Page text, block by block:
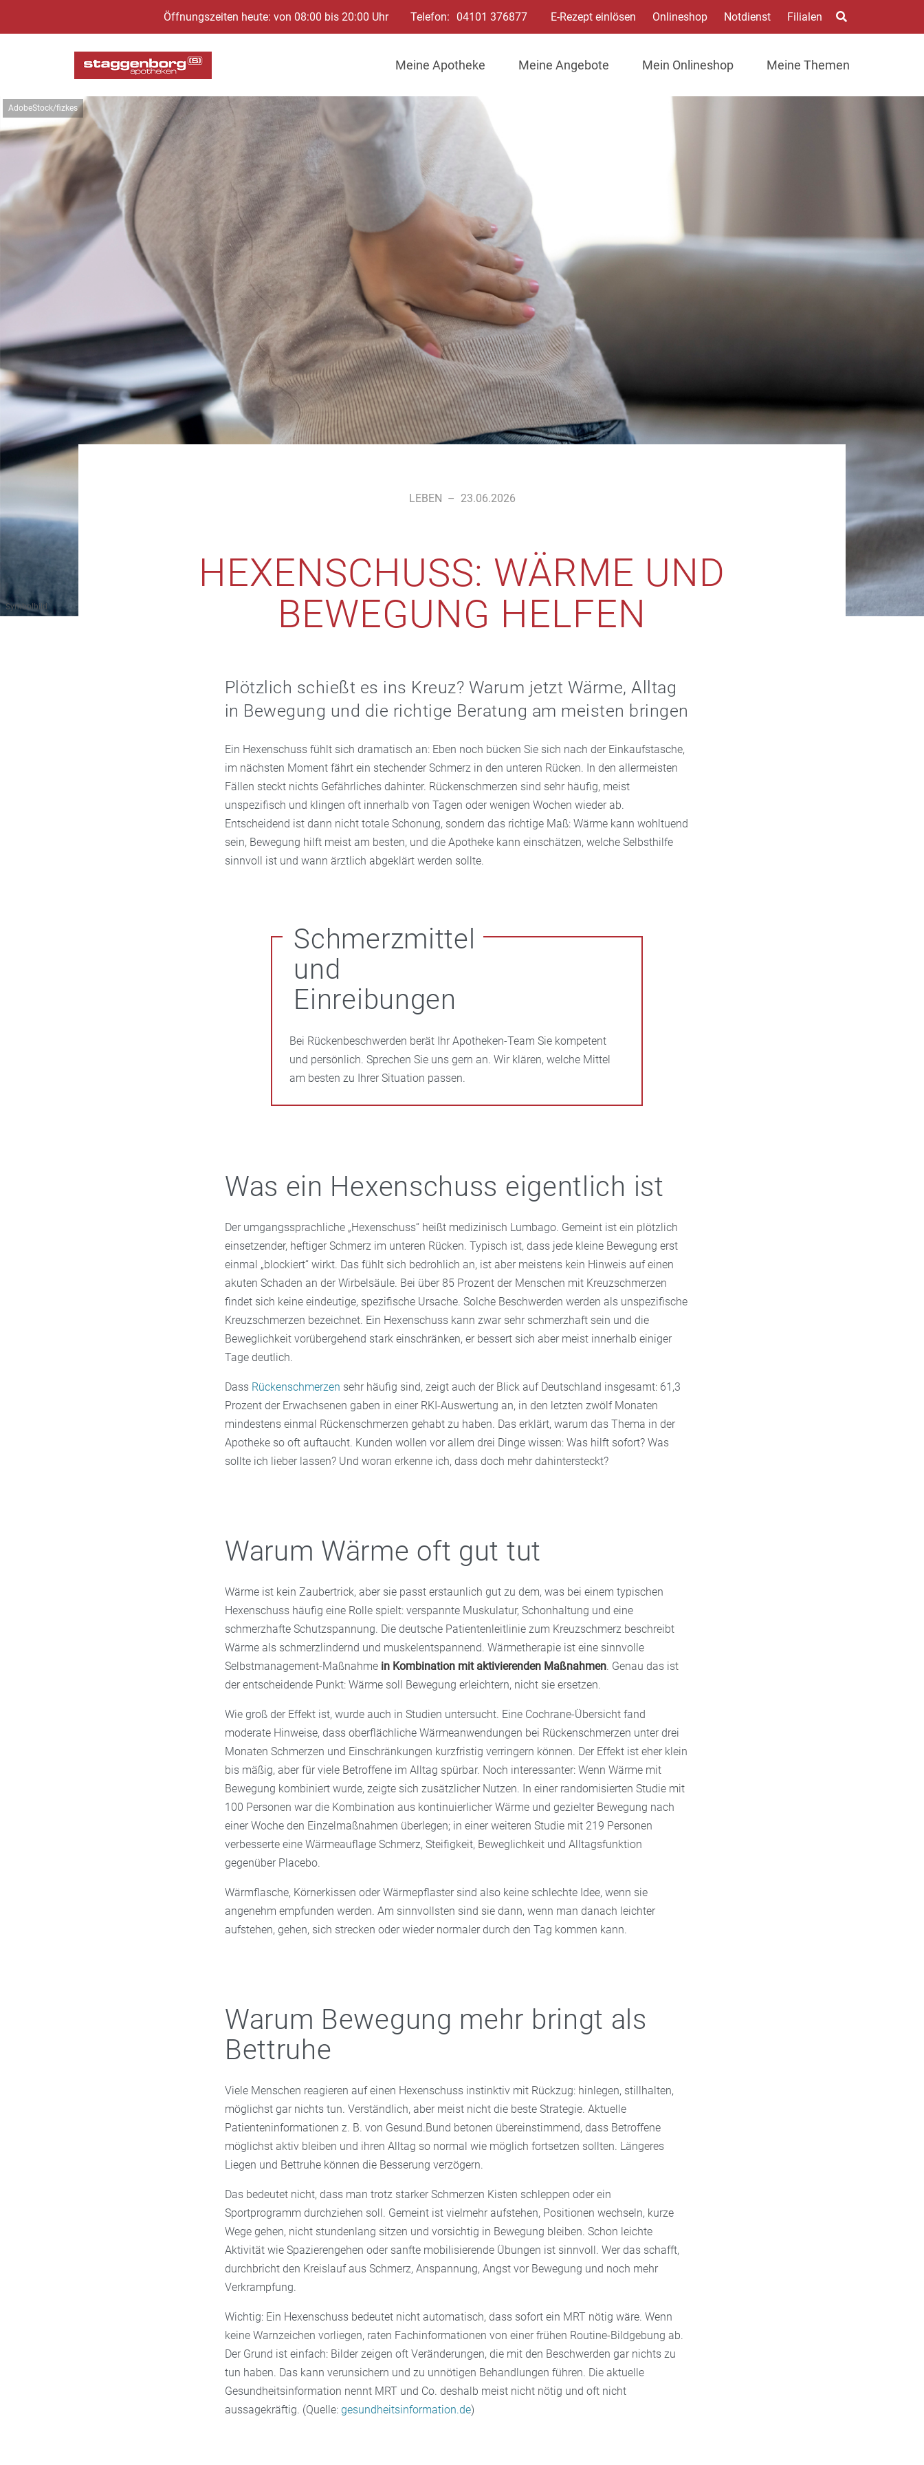
Öffnungszeiten heute: von 08:00 bis 20:00 Uhr Telefon: 04101 376877 E-Rezept einlösen Onlineshop Notdienst Filialen
Meine Apotheke Meine Angebote Mein Onlineshop Meine Themen
AdobeStock/fizkes
Symbolbild
LEBEN – 23.06.2026
HEXENSCHUSS: WÄRME UND
BEWEGUNG HELFEN
Plötzlich schießt es ins Kreuz? Warum jetzt Wärme, Alltag
in Bewegung und die richtige Beratung am meisten bringen
Ein Hexenschuss fühlt sich dramatisch an: Eben noch bücken Sie sich nach der Einkaufstasche,
im nächsten Moment fährt ein stechender Schmerz in den unteren Rücken. In den allermeisten
Fällen steckt nichts Gefährliches dahinter. Rückenschmerzen sind sehr häufig, meist
unspezifisch und klingen oft innerhalb von Tagen oder wenigen Wochen wieder ab.
Entscheidend ist dann nicht totale Schonung, sondern das richtige Maß: Wärme kann wohltuend
sein, Bewegung hilft meist am besten, und die Apotheke kann einschätzen, welche Selbsthilfe
sinnvoll ist und wann ärztlich abgeklärt werden sollte.
Schmerzmittel
und
Einreibungen
Bei Rückenbeschwerden berät Ihr Apotheken-Team Sie kompetent
und persönlich. Sprechen Sie uns gern an. Wir klären, welche Mittel
am besten zu Ihrer Situation passen.
Was ein Hexenschuss eigentlich ist
Der umgangssprachliche „Hexenschuss“ heißt medizinisch Lumbago. Gemeint ist ein plötzlich
einsetzender, heftiger Schmerz im unteren Rücken. Typisch ist, dass jede kleine Bewegung erst
einmal „blockiert“ wirkt. Das fühlt sich bedrohlich an, ist aber meistens kein Hinweis auf einen
akuten Schaden an der Wirbelsäule. Bei über 85 Prozent der Menschen mit Kreuzschmerzen
findet sich keine eindeutige, spezifische Ursache. Solche Beschwerden werden als unspezifische
Kreuzschmerzen bezeichnet. Ein Hexenschuss kann zwar sehr schmerzhaft sein und die
Beweglichkeit vorübergehend stark einschränken, er bessert sich aber meist innerhalb einiger
Tage deutlich.
Dass Rückenschmerzen sehr häufig sind, zeigt auch der Blick auf Deutschland insgesamt: 61,3
Prozent der Erwachsenen gaben in einer RKI-Auswertung an, in den letzten zwölf Monaten
mindestens einmal Rückenschmerzen gehabt zu haben. Das erklärt, warum das Thema in der
Apotheke so oft auftaucht. Kunden wollen vor allem drei Dinge wissen: Was hilft sofort? Was
sollte ich lieber lassen? Und woran erkenne ich, dass doch mehr dahintersteckt?
Warum Wärme oft gut tut
Wärme ist kein Zaubertrick, aber sie passt erstaunlich gut zu dem, was bei einem typischen
Hexenschuss häufig eine Rolle spielt: verspannte Muskulatur, Schonhaltung und eine
schmerzhafte Schutzspannung. Die deutsche Patientenleitlinie zum Kreuzschmerz beschreibt
Wärme als schmerzlindernd und muskelentspannend. Wärmetherapie ist eine sinnvolle
Selbstmanagement-Maßnahme in Kombination mit aktivierenden Maßnahmen. Genau das ist
der entscheidende Punkt: Wärme soll Bewegung erleichtern, nicht sie ersetzen.
Wie groß der Effekt ist, wurde auch in Studien untersucht. Eine Cochrane-Übersicht fand
moderate Hinweise, dass oberflächliche Wärmeanwendungen bei Rückenschmerzen unter drei
Monaten Schmerzen und Einschränkungen kurzfristig verringern können. Der Effekt ist eher klein
bis mäßig, aber für viele Betroffene im Alltag spürbar. Noch interessanter: Wenn Wärme mit
Bewegung kombiniert wurde, zeigte sich zusätzlicher Nutzen. In einer randomisierten Studie mit
100 Personen war die Kombination aus kontinuierlicher Wärme und gezielter Bewegung nach
einer Woche den Einzelmaßnahmen überlegen; in einer weiteren Studie mit 219 Personen
verbesserte eine Wärmeauflage Schmerz, Steifigkeit, Beweglichkeit und Alltagsfunktion
gegenüber Placebo.
Wärmflasche, Körnerkissen oder Wärmepflaster sind also keine schlechte Idee, wenn sie
angenehm empfunden werden. Am sinnvollsten sind sie dann, wenn man danach leichter
aufstehen, gehen, sich strecken oder wieder normaler durch den Tag kommen kann.
Warum Bewegung mehr bringt als
Bettruhe
Viele Menschen reagieren auf einen Hexenschuss instinktiv mit Rückzug: hinlegen, stillhalten,
möglichst gar nichts tun. Verständlich, aber meist nicht die beste Strategie. Aktuelle
Patienteninformationen z. B. von Gesund.Bund betonen übereinstimmend, dass Betroffene
möglichst aktiv bleiben und ihren Alltag so normal wie möglich fortsetzen sollten. Längeres
Liegen und Bettruhe können die Besserung verzögern.
Das bedeutet nicht, dass man trotz starker Schmerzen Kisten schleppen oder ein
Sportprogramm durchziehen soll. Gemeint ist vielmehr aufstehen, Positionen wechseln, kurze
Wege gehen, nicht stundenlang sitzen und vorsichtig in Bewegung bleiben. Schon leichte
Aktivität wie Spazierengehen oder sanfte mobilisierende Übungen ist sinnvoll. Wer das schafft,
durchbricht den Kreislauf aus Schmerz, Anspannung, Angst vor Bewegung und noch mehr
Verkrampfung.
Wichtig: Ein Hexenschuss bedeutet nicht automatisch, dass sofort ein MRT nötig wäre. Wenn
keine Warnzeichen vorliegen, raten Fachinformationen von einer frühen Routine-Bildgebung ab.
Der Grund ist einfach: Bilder zeigen oft Veränderungen, die mit den Beschwerden gar nichts zu
tun haben. Das kann verunsichern und zu unnötigen Behandlungen führen. Die aktuelle
Gesundheitsinformation nennt MRT und Co. deshalb meist nicht nötig und oft nicht
aussagekräftig. (Quelle: gesundheitsinformation.de)